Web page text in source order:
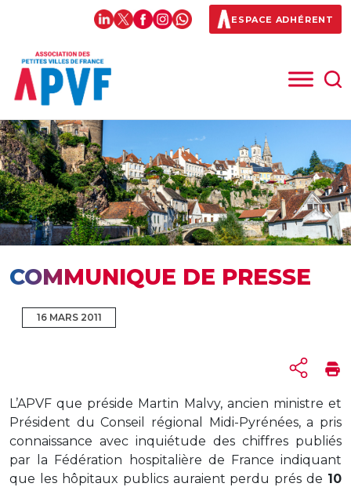
ESPACE ADHÉRENT
COMMUNIQUE DE PRESSE
16 MARS 2011
L’APVF que préside Martin Malvy, ancien ministre et
Président du Conseil régional Midi-Pyrénées, a pris
connaissance avec inquiétude des chiffres publiés
par la Fédération hospitalière de France indiquant
que les hôpitaux publics auraient perdu prés de 10